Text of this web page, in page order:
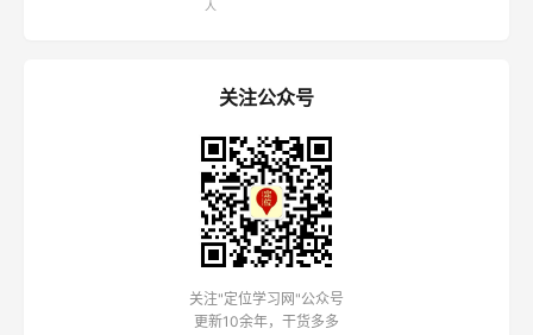
人
关注公众号
关注"定位学习网"公众号
更新10余年，干货多多